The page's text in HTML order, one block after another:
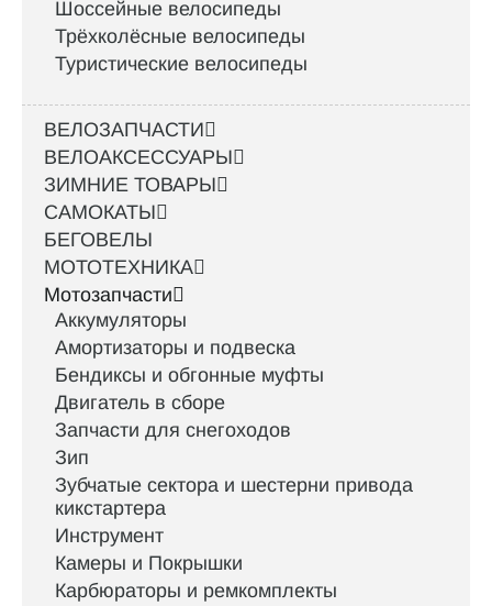
Шоссейные велосипеды
Трёхколёсные велосипеды
Туристические велосипеды
ВЕЛОЗАПЧАСТИ
ВЕЛОАКСЕССУАРЫ
ЗИМНИЕ ТОВАРЫ
САМОКАТЫ
БЕГОВЕЛЫ
МОТОТЕХНИКА
Мотозапчасти
Аккумуляторы
Амортизаторы и подвеска
Бендиксы и обгонные муфты
Двигатель в сборе
Запчасти для снегоходов
Зип
Зубчатые сектора и шестерни привода
кикстартера
Инструмент
Камеры и Покрышки
Карбюраторы и ремкомплекты